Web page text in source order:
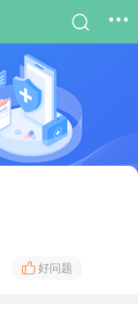
好问题